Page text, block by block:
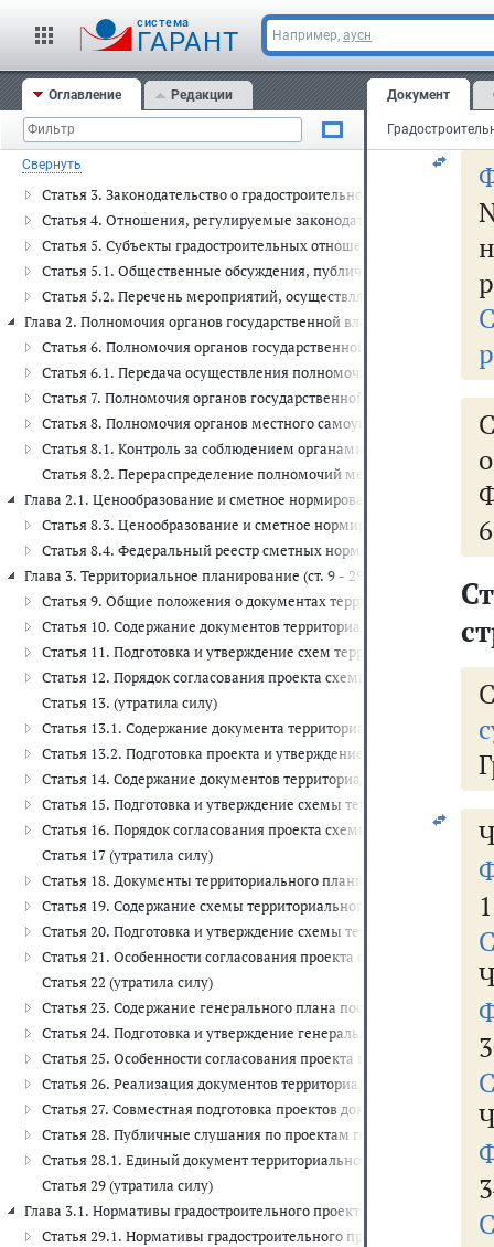
cистема
ГАРАНТ Например, аусн
Оглавление Редакции
Свернуть
Глава 1. Общие положения (ст. 1 - 5.2)
Статья 1. Основные понятия, используемые в настоящем Кодексе
Статья 2. Основные принципы законодательства о
Статья 3. Законодательство о градостроительной деятельности
Статья 4. Отношения, регулируемые законодательством о
Статья 5. Субъекты градостроительных отношений
Статья 5.1. Общественные обсуждения, публичные слушания по
Статья 5.2. Перечень мероприятий, осуществляемых при
Глава 2. Полномочия органов государственной власти РФ, органов
Статья 6. Полномочия органов государственной власти РФ в
Статья 6.1. Передача осуществления полномочий Российской
Статья 7. Полномочия органов государственной власти
Статья 8. Полномочия органов местного самоуправления в
Статья 8.1. Контроль за соблюдением органами государственной
Статья 8.2. Перераспределение полномочий между органами
Глава 2.1. Ценообразование и сметное нормирование в области
Статья 8.3. Ценообразование и сметное нормирование в области
Статья 8.4. Федеральный реестр сметных нормативов
Глава 3. Территориальное планирование (ст. 9 - 29)
Статья 9. Общие положения о документах территориального
Статья 10. Содержание документов территориального
Статья 11. Подготовка и утверждение схем территориального
Статья 12. Порядок согласования проекта схемы
Статья 13. (утратила силу)
Статья 13.1. Содержание документа территориального
Статья 13.2. Подготовка проекта и утверждение схемы
Статья 14. Содержание документов территориального
Статья 15. Подготовка и утверждение схемы территориального
Статья 16. Порядок согласования проекта схемы
Статья 17 (утратила силу)
Статья 18. Документы территориального планирования
Статья 19. Содержание схемы территориального планирования
Статья 20. Подготовка и утверждение схемы территориального
Статья 21. Особенности согласования проекта схемы
Статья 22 (утратила силу)
Статья 23. Содержание генерального плана поселения,
Статья 24. Подготовка и утверждение генерального плана
Статья 25. Особенности согласования проекта генерального
Статья 26. Реализация документов территориального
Статья 27. Совместная подготовка проектов документов
Статья 28. Публичные слушания по проектам генеральных
Статья 28.1. Единый документ территориального планирования
Статья 29 (утратила силу)
Глава 3.1. Нормативы градостроительного проектирования (ст. 29.1 -
Статья 29.1. Нормативы градостроительного проектирования
Документ